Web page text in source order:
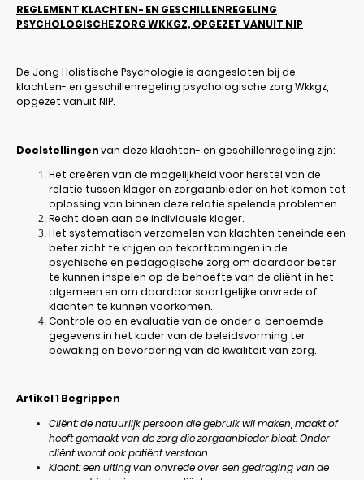
REGLEMENT KLACHTEN- EN GESCHILLENREGELING
PSYCHOLOGISCHE ZORG WKKGZ, OPGEZET VANUIT NIP
De Jong Holistische Psychologie is aangesloten bij de
klachten- en geschillenregeling psychologische zorg Wkkgz,
opgezet vanuit NIP.
Doelstellingenvan deze klachten- en geschillenregeling zijn:
Het creëren van de mogelijkheid voor herstel van de
relatie tussen klager en zorgaanbieder en het komen tot
oplossing van binnen deze relatie spelende problemen.
Recht doen aan de individuele klager.
Het systematisch verzamelen van klachten teneinde een
beter zicht te krijgen op tekortkomingen in de
psychische en pedagogische zorg om daardoor beter
te kunnen inspelen op de behoefte van de cliënt in het
algemeen en om daardoor soortgelijke onvrede of
klachten te kunnen voorkomen.
Controle op en evaluatie van de onder c. benoemde
gegevens in het kader van de beleidsvorming ter
bewaking en bevordering van de kwaliteit van zorg.
Artikel 1Begrippen
Cliënt: de natuurlijk persoon die gebruik wil maken, maakt of
heeft gemaakt van de zorg die zorgaanbieder biedt. Onder
cliënt wordt ook patiënt verstaan.
Klacht: een uiting van onvrede over een gedraging van de